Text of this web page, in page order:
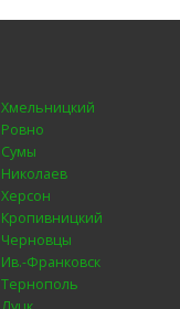
Хмельницкий
Ровно
Сумы
Николаев
Херсон
Кропивницкий
Черновцы
Ив.-Франковск
Тернополь